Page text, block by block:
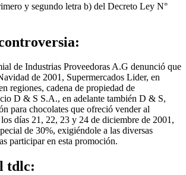
y segundo letra b) del Decreto Ley N°
de Industrias Proveedoras A.G denunció que
de 2001, Supermercados Lider, en
regiones, cadena de propiedad de
D & S S.A., en adelante también D & S,
para chocolates que ofreció vender al
días 21, 22, 23 y 24 de diciembre de 2001,
de 30%, exigiéndole a las diversas
participar en esta promoción.
tdlc: